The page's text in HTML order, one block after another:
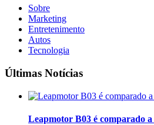
Sobre
Marketing
Entretenimento
Autos
Tecnologia
Últimas Notícias
Leapmotor B03 é comparado